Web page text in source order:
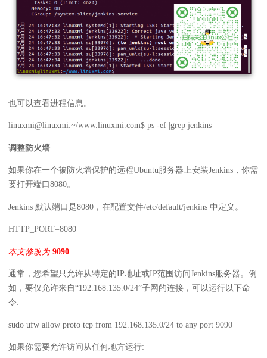
也可以查看进程信息。
linuxmi@linuxmi:~/www.linuxmi.com$ ps -ef |grep jenkins
调整防火墙
如果你在一个被防火墙保护的远程Ubuntu服务器上安装Jenkins，你需
要打开端口8080。
Jenkins 默认端口是8080，在配置文件/etc/default/jenkins 中定义。
HTTP_PORT=8080
本文修改为 9090
通常，您希望只允许从特定的IP地址或IP范围访问Jenkins服务器。例
如，要仅允许来自“192.168.135.0/24”子网的连接，可以运行以下命
令:
sudo ufw allow proto tcp from 192.168.135.0/24 to any port 9090
如果你需要允许访问从任何地方运行: